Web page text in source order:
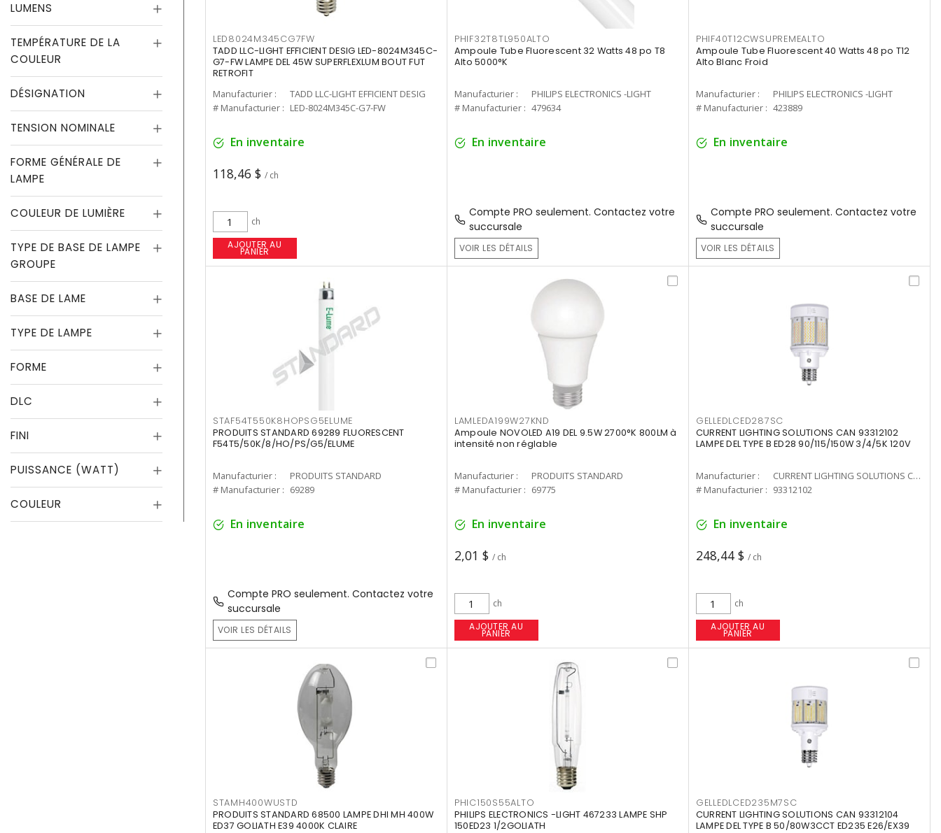
LUMENS
TEMPÉRATURE DE LA
COULEUR
DÉSIGNATION
TENSION NOMINALE
FORME GÉNÉRALE DE
LAMPE
COULEUR DE LUMIÈRE
TYPE DE BASE DE LAMPE
GROUPE
BASE DE LAME
TYPE DE LAMPE
FORME
DLC
FINI
PUISSANCE (WATT)
COULEUR
LED8024M345CG7FW
TADD LLC-LIGHT EFFICIENT DESIG LED-8024M345C-
G7-FW LAMPE DEL 45W SUPERFLEXLUM BOUT FUT
RETROFIT
Manufacturier :
TADD LLC-LIGHT EFFICIENT DESIG
# Manufacturier : LED-8024M345C-G7-FW
En inventaire
118,46 $ / ch
ch
AJOUTER AU
PANIER
PHIF32T8TL950ALTO
Ampoule Tube Fluorescent 32 Watts 48 po T8
Alto 5000°K
Manufacturier :
PHILIPS ELECTRONICS -LIGHT
# Manufacturier : 479634
En inventaire
Compte PRO seulement. Contactez votre
succursale
VOIR LES DÉTAILS
PHIF40T12CWSUPREMEALTO
Ampoule Tube Fluorescent 40 Watts 48 po T12
Alto Blanc Froid
Manufacturier :
PHILIPS ELECTRONICS -LIGHT
# Manufacturier : 423889
En inventaire
Compte PRO seulement. Contactez votre
succursale
VOIR LES DÉTAILS
STAF54T550K8HOPSG5ELUME
PRODUITS STANDARD 69289 FLUORESCENT
F54T5/50K/8/HO/PS/G5/ELUME
Manufacturier :
PRODUITS STANDARD
# Manufacturier : 69289
En inventaire
Compte PRO seulement. Contactez votre
succursale
VOIR LES DÉTAILS
LAMLEDA199W27KND
Ampoule NOVOLED A19 DEL 9.5W 2700°K 800LM à
intensité non réglable
Manufacturier :
PRODUITS STANDARD
# Manufacturier : 69775
En inventaire
2,01 $ / ch
ch
AJOUTER AU
PANIER
GELLEDLCED287SC
CURRENT LIGHTING SOLUTIONS CAN 93312102
LAMPE DEL TYPE B ED28 90/115/150W 3/4/5K 120V
Manufacturier :
CURRENT LIGHTING SOLUTIONS CAN
# Manufacturier : 93312102
En inventaire
248,44 $ / ch
ch
AJOUTER AU
PANIER
STAMH400WUSTD
PRODUITS STANDARD 68500 LAMPE DHI MH 400W
ED37 GOLIATH E39 4000K CLAIRE
PHIC150S55ALTO
PHILIPS ELECTRONICS -LIGHT 467233 LAMPE SHP
150ED23 1/2GOLIATH
GELLEDLCED235M7SC
CURRENT LIGHTING SOLUTIONS CAN 93312104
LAMPE DEL TYPE B 50/80W3CCT ED235 E26/EX39